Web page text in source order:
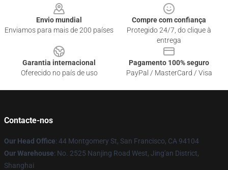
Envio mundial
Enviamos para mais de 200 países
Compre com confiança
Protegido 24/7, do clique à
entrega
Garantia internacional
Oferecido no país de uso
Pagamento 100% seguro
PayPal / MasterCard / Visa
Contacte-nos
Our Head Office: 44 Montgomery St, San Francisco, CA 94104
Our Warehouse: No. 2525 Nanjing Road West, Jing'an District,
Shanghai